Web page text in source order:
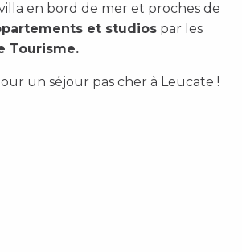
en bord de mer et proches de
et studios par les
Tourisme.
un séjour pas cher à Leucate !